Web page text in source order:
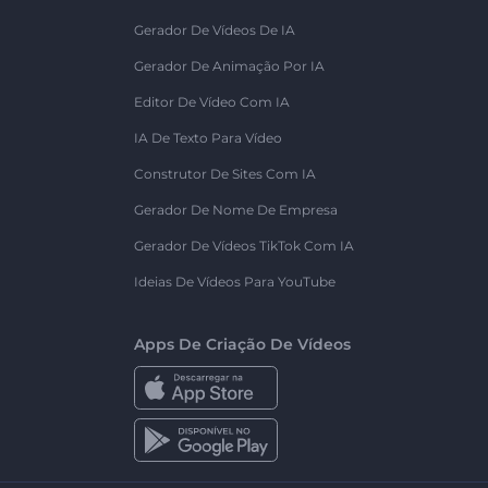
Gerador De Vídeos De IA
Gerador De Animação Por IA
Editor De Vídeo Com IA
IA De Texto Para Vídeo
Construtor De Sites Com IA
Gerador De Nome De Empresa
Gerador De Vídeos TikTok Com IA
Ideias De Vídeos Para YouTube
Apps De Criação De Vídeos